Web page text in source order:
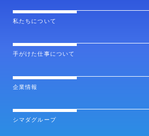
私たちについて
手がけた仕事について
企業情報
シマダグループ